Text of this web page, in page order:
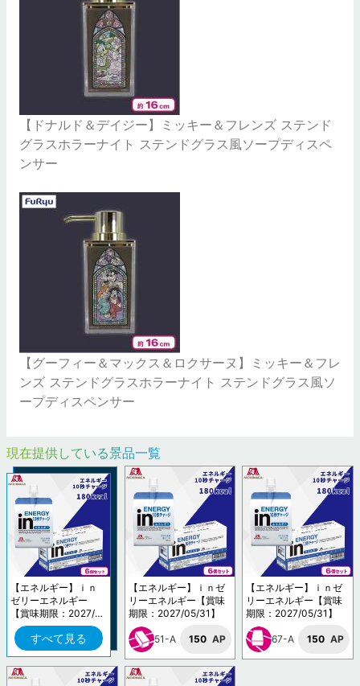
【ドナルド＆デイジー】ミッキー＆フレンズ ステンド
グラスホラーナイト ステンドグラス風ソープディスペ
ンサー
【グーフィー＆マックス＆ロクサーヌ】ミッキー＆フレ
ンズ ステンドグラスホラーナイト ステンドグラス風ソ
ープディスペンサー
現在提供している景品一覧
【エネルギー】ｉｎ
ゼリーエネルギー
【賞味期限：2027/0
5/31】
すべて見る
【エネルギー】ｉｎゼ
リーエネルギー【賞味
期限：2027/05/31】
51-A 150 AP
【エネルギー】ｉｎゼ
リーエネルギー【賞味
期限：2027/05/31】
67-A 150 AP